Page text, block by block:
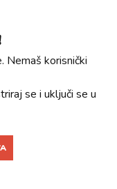
Nemaš korisnički
se i uključi se u